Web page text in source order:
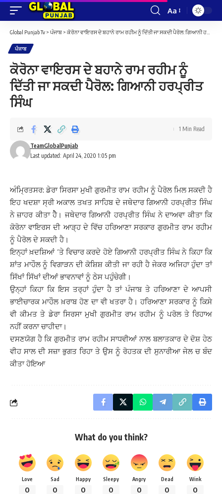
Font
Resizer
Aa
Global Punjab Tv > ਪੰਜਾਬ > ਕੋਰੋਨਾ ਵਾਇਰਸ ਦੇ ਬਹਾਨੇ ਰਾਮ ਰਹੀਮ ਨੂੰ ਦਿੱਤੀ ਜਾ ਸਕਦੀ ਪੈਰੋਲ: ਗਿਆਨੀ ਹਰਪ੍ਰੀਤ ਸਿੰਘ
ਪੰਜਾਬ
ਕੋਰੋਨਾ ਵਾਇਰਸ ਦੇ ਬਹਾਨੇ ਰਾਮ ਰਹੀਮ ਨੂੰ
ਦਿੱਤੀ ਜਾ ਸਕਦੀ ਪੈਰੋਲ: ਗਿਆਨੀ ਹਰਪ੍ਰੀਤ
ਸਿੰਘ
Last updated: April 24, 2020 1:05 pm
TeamGlobalPunjab
1 Min Read
ਅੰਮ੍ਰਿਤਸਰ: ਡੇਰਾ ਸਿਰਸਾ ਮੁਖੀ ਗੁਰਮੀਤ ਰਾਮ ਰਹੀਮ ਨੂੰ ਪੈਰੋਲ ਮਿਲ ਸਕਦੀ ਹੈ
ਇਹ ਖਦਸ਼ਾ ਸ੍ਰੀ ਅਕਾਲ ਤਖਤ ਸਾਹਿਬ ਦੇ ਜਥੇਦਾਰ ਗਿਆਨੀ ਹਰਪ੍ਰੀਤ ਸਿੰਘ
ਨੇ ਜ਼ਾਹਰ ਕੀਤਾ ਹੇੈ। ਜਥੇਦਾਰ ਗਿਆਨੀ ਹਰਪ੍ਰੀਤ ਸਿੰਘ ਨੇ ਦਾਅਵਾ ਕੀਤਾ ਕਿ
ਕੋਰੋਨਾ ਵਾਇਰਸ ਦੀ ਆੜ੍ਹ ਦੇ ਵਿੱਚ ਹਰਿਆਣਾ ਸਰਕਾਰ ਗੁਰਮੀਤ ਰਾਮ ਰਹੀਮ
ਨੂੰ ਪੈਰੋਲ ਦੇ ਸਕਦੀ ਹੈ।
ਇਨ੍ਹਾਂ ਖ਼ਦਸ਼ਿਆਂ ‘ਤੇ ਵਿਚਾਰ ਕਰਦੇ ਹੋਏ ਗਿਆਨੀ ਹਰਪ੍ਰੀਤ ਸਿੰਘ ਨੇ ਕਿਹਾ ਕਿ
ਸ਼ਾਂਤ ਮਾਹੌਲ ਨੂੰ ਵਿਗਾੜਨ ਦੀ ਕੋਸ਼ਿਸ਼ ਕੀਤੀ ਜਾ ਰਹੀ ਹੈ ਜੇਕਰ ਅਜਿਹਾ ਹੁੰਦਾ ਤਾਂ
ਸਿੱਖਾਂ ਸਿੱਖਾਂ ਦੀਆਂ ਭਾਵਨਾਵਾਂ ਨੂੰ ਠੇਸ ਪਹੁੰਚੇਗੀ।
ਉਨ੍ਹਾਂ ਕਿਹਾ ਕਿ ਇਸ ਤਰ੍ਹਾਂ ਹੁੰਦਾ ਹੈ ਤਾਂ ਪੰਜਾਬ ਤੇ ਹਰਿਆਣਾ ਦੇ ਆਪਸੀ
ਭਾਈਚਾਰਕ ਮਾਹੌਲ ਖ਼ਰਾਬ ਹੋਣ ਦਾ ਵੀ ਖਤਰਾ ਹੈ। ਹਰਿਆਣਾ ਸਰਕਾਰ ਨੂੰ ਕਿਸੇ
ਵੀ ਕੀਮਤ ਤੇ ਡੇਰਾ ਸਿਰਸਾ ਮੁਖੀ ਗੁਰਮੀਤ ਰਾਮ ਰਹੀਮ ਨੂੰ ਪਰੋਲ ਤੇ ਰਿਹਾਅ
ਨਹੀਂ ਕਰਨਾ ਚਾਹੀਦਾ।
ਦਸਣਯੋਗ ਹੈ ਕਿ ਗੁਰਮੀਤ ਰਾਮ ਰਹੀਮ ਸਾਧਵੀਆਂ ਨਾਲ ਬਲਾਤਕਾਰ ਦੇ ਦੋਸ਼ ਹੇਠ
ਵੀਹ ਸਾਲ ਦੀ ਸਜ਼ਾ ਭੁਗਤ ਰਿਹਾ ਤੇ ਉਸ ਨੂੰ ਰੋਹਤਕ ਦੀ ਸੁਨਾਰੀਆ ਜੇਲ ਚ ਬੰਦ
ਕੀਤਾ ਹੋਇਆ
What do you think?
Love
0
Sad
0
Happy
0
Sleepy
0
Angry
0
Dead
0
Wink
0